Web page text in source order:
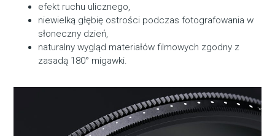
efekt ruchu ulicznego,
niewielką głębię ostrości podczas fotografowania w
słoneczny dzień,
naturalny wygląd materiałów filmowych zgodny z
zasadą 180° migawki.